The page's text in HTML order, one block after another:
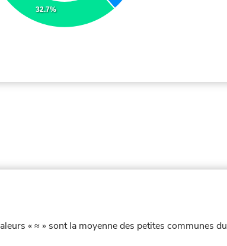
32.7%
« ≈ » sont la moyenne des petites communes du